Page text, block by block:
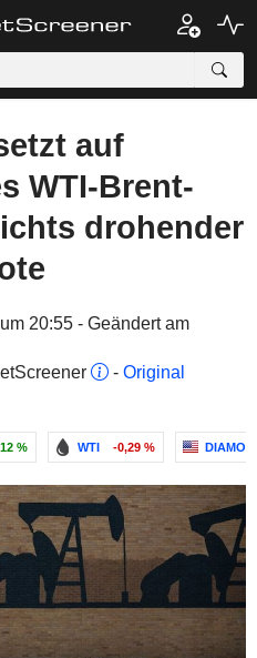
auf
WTI-Brent-
drohender
20:55 - Geändert am
- Original
% WTI -0,29 %